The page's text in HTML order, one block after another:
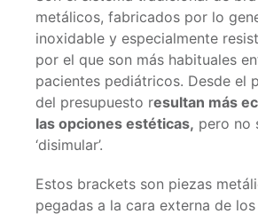
metálicos, fabricados por lo
inoxidable y especialmente
por el que son más habituales
pacientes pediátricos. Desde el
del presupuesto resultan más
las opciones estéticas, pero no
‘disimular’.
Estos brackets son piezas
pegadas a la cara externa de